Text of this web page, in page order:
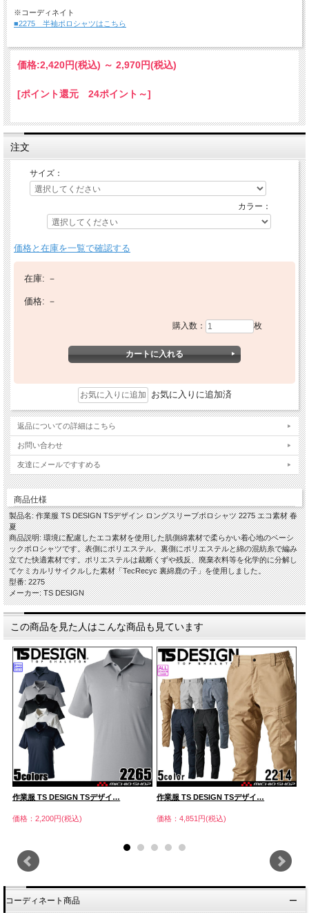
※コーディネイト
■2275 半袖ポロシャツはこちら
価格:2,420円(税込) ～ 2,970円(税込)
[ポイント還元 24ポイント～]
注文
サイズ：
カラー：
価格と在庫を一覧で確認する
在庫: －
価格: －
購入数： 枚
お気に入りに追加済
返品についての詳細はこちら
お問い合わせ
友達にメールですすめる
商品仕様
製品名: 作業服 TS DESIGN TSデザイン ロングスリーブポロシャツ 2275 エコ素材 春
夏
商品説明: 環境に配慮したエコ素材を使用した肌側綿素材で柔らかい着心地のベーシ
ックポロシャツです。表側にポリエステル、裏側にポリエステルと綿の混紡糸で編み
立てた快適素材です。ポリエステルは裁断くずや残反、廃棄衣料等を化学的に分解し
てケミカルリサイクルした素材「TecRecyc 裏綿鹿の子」を使用しました。
型番: 2275
メーカー: TS DESIGN
この商品を見た人はこんな商品も見ています
作業服 TS DESIGN TSデザイ…
価格：2,200円(税込)
作業服 TS DESIGN TSデザイ…
価格：4,851円(税込)
コーディネート商品